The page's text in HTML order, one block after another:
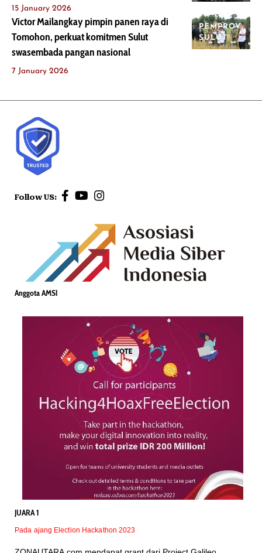
15 January 2026
PEMPROV
SULUT
Victor Mailangkay pimpin panen raya di
Tomohon, perkuat komitmen Sulut
swasembada pangan nasional
7 January 2026
Follow US:
Anggota AMSI
JUARA 1
Pada ajang Election Hackathon 2023